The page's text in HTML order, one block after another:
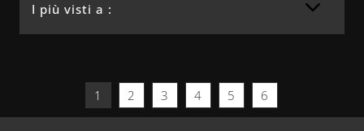
I più visti a :
1 2 3 4 5 6